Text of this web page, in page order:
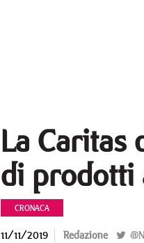
La Caritas
di prodotti
CRONACA
11/11/2019 Redazione